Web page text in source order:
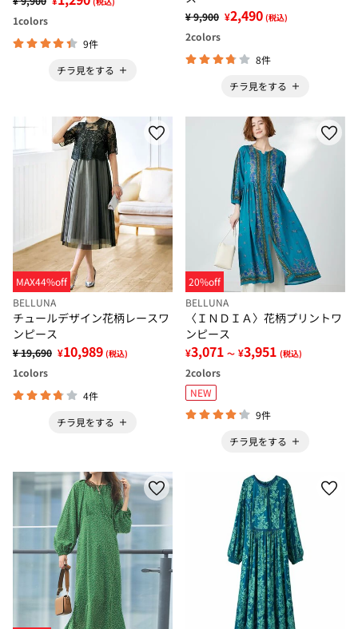
1colors
9件
チラ見をする
¥ 9,900 ¥2,490 (税込)
2colors
8件
チラ見をする
MAX44%off
BELLUNA
チュールデザイン花柄レースワ
ンピース
¥ 19,690 ¥10,989 (税込)
1colors
4件
チラ見をする
20%off
BELLUNA
〈ＩＮＤＩＡ〉花柄プリントワ
ンピース
¥3,071 ～ ¥3,951 (税込)
2colors
NEW
9件
チラ見をする